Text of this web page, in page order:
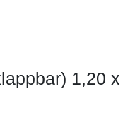
1,20 x